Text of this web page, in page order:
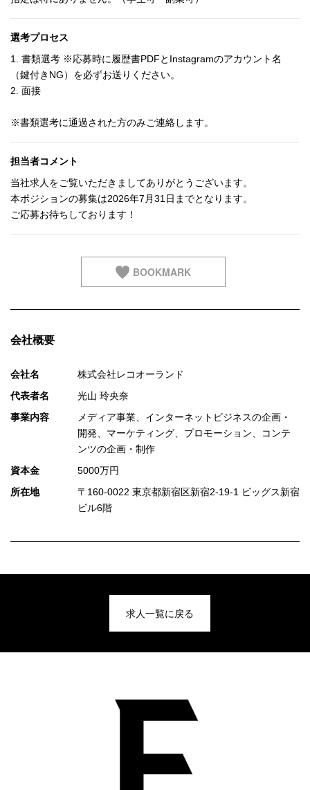
選考プロセス
1. 書類選考 ※応募時に履歴書PDFとInstagramのアカウント名
（鍵付きNG）を必ずお送りください。
2. 面接
※書類選考に通過された方のみご連絡します。
担当者コメント
当社求人をご覧いただきましてありがとうございます。
本ポジションの募集は2026年7月31日までとなります。
ご応募お待ちしております！
BOOKMARK
会社概要
会社名
株式会社レコオーランド
代表者名
光山 玲央奈
事業内容
メディア事業、インターネットビジネスの企画・
開発、マーケティング、プロモーション、コンテ
ンツの企画・制作
資本金
5000万円
所在地
〒160-0022 東京都新宿区新宿2-19-1 ビッグス新宿
ビル6階
求人一覧に戻る